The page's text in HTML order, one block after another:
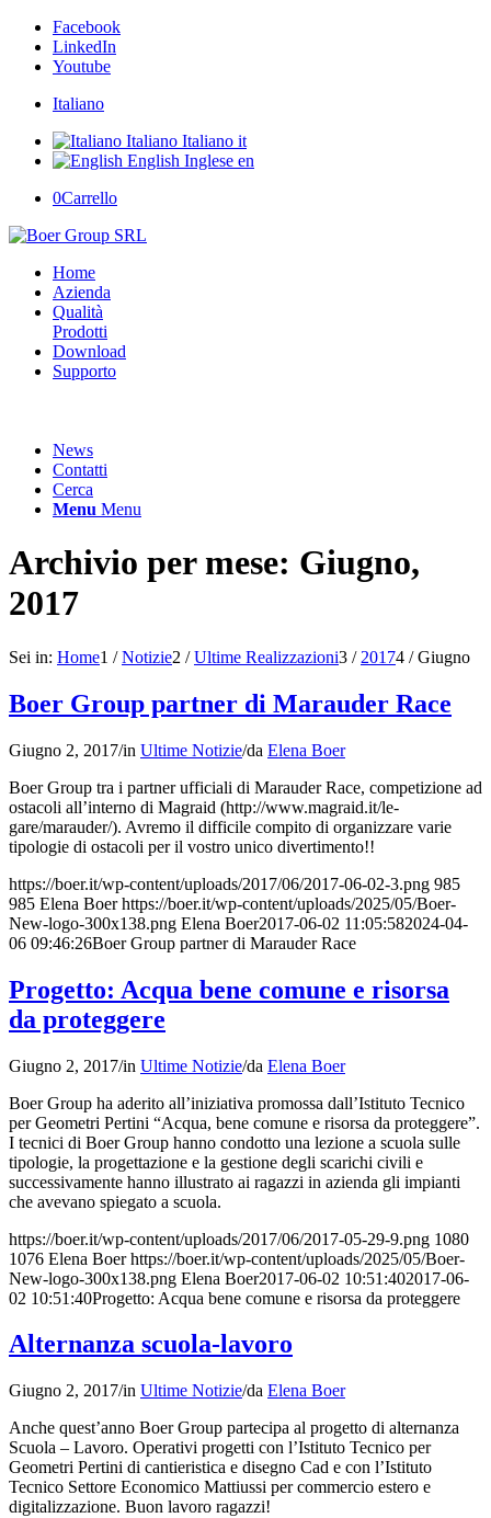
Facebook
LinkedIn
Youtube
Italiano
Italiano Italiano it
English Inglese en
0Carrello
Home
Azienda
Qualità
Prodotti
Download
Supporto
News
Contatti
Cerca
Menu Menu
Archivio per mese: Giugno,
2017
Sei in: Home1 / Notizie2 / Ultime Realizzazioni3 / 20174 / Giugno
Boer Group partner di Marauder Race
Giugno 2, 2017/in Ultime Notizie/da Elena Boer
Boer Group tra i partner ufficiali di Marauder Race, competizione ad
ostacoli all’interno di Magraid (http://www.magraid.it/le-
gare/marauder/). Avremo il difficile compito di organizzare varie
tipologie di ostacoli per il vostro unico divertimento!!
https://boer.it/wp-content/uploads/2017/06/2017-06-02-3.png 985
985 Elena Boer https://boer.it/wp-content/uploads/2025/05/Boer-
New-logo-300x138.png Elena Boer2017-06-02 11:05:582024-04-
06 09:46:26Boer Group partner di Marauder Race
Progetto: Acqua bene comune e risorsa
da proteggere
Giugno 2, 2017/in Ultime Notizie/da Elena Boer
Boer Group ha aderito all’iniziativa promossa dall’Istituto Tecnico
per Geometri Pertini “Acqua, bene comune e risorsa da proteggere”.
I tecnici di Boer Group hanno condotto una lezione a scuola sulle
tipologie, la progettazione e la gestione degli scarichi civili e
successivamente hanno illustrato ai ragazzi in azienda gli impianti
che avevano spiegato a scuola.
https://boer.it/wp-content/uploads/2017/06/2017-05-29-9.png 1080
1076 Elena Boer https://boer.it/wp-content/uploads/2025/05/Boer-
New-logo-300x138.png Elena Boer2017-06-02 10:51:402017-06-
02 10:51:40Progetto: Acqua bene comune e risorsa da proteggere
Alternanza scuola-lavoro
Giugno 2, 2017/in Ultime Notizie/da Elena Boer
Anche quest’anno Boer Group partecipa al progetto di alternanza
Scuola – Lavoro. Operativi progetti con l’Istituto Tecnico per
Geometri Pertini di cantieristica e disegno Cad e con l’Istituto
Tecnico Settore Economico Mattiussi per commercio estero e
digitalizzazione. Buon lavoro ragazzi!